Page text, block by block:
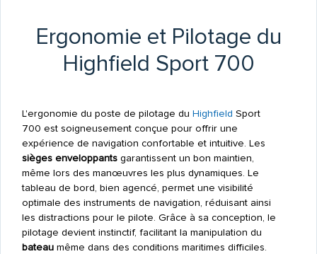
Ergonomie et Pilotage du
Highfield Sport 700
L'ergonomie du poste de pilotage du Highfield Sport
700 est soigneusement conçue pour offrir une
expérience de navigation confortable et intuitive. Les
sièges enveloppantsgarantissent un bon maintien,
même lors des manœuvres les plus dynamiques. Le
tableau de bord, bien agencé, permet une visibilité
optimale des instruments de navigation, réduisant ainsi
les distractions pour le pilote. Grâce à sa conception, le
pilotage devient instinctif, facilitant la manipulation du
bateaumême dans des conditions maritimes difficiles.